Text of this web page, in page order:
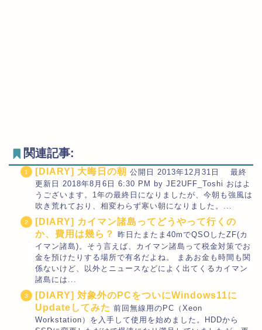
関連記事:
[DIARY] 大晦日の朝 公開日 2013年12月31日 最終
更新日 2018年8月6日 6:30 PM by JE2UFF_Toshi おはよ
うございます。1年の最終日になりましたが、今朝も強風は
吹き荒れており、相変わらず寒い朝になりました。...
[DIARY] カイマン諸島ってどうやって行くの
か、費用は幾ら？
昨日たまたま40mでQSOしたZF(カ
イマン諸島)。そう言えば、カイマン諸島って税金対策でお
金を預けたりする場所で有名だよね。 まあお金も時間も関
係ないけど、以外とニュースなどによく出てくるカイマン
諸島には...
[DIARY] 対象外のPCをついにWindows11に
Updateしてみた 前回無線用のPC（Xeon
Workstation）を入手して使用を始めました。HDDから